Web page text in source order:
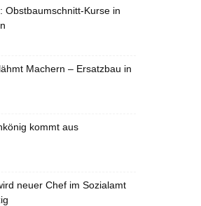
Obstbaumschnitt-Kurse in
Machern – Ersatzbau in
kommt aus
neuer Chef im Sozialamt